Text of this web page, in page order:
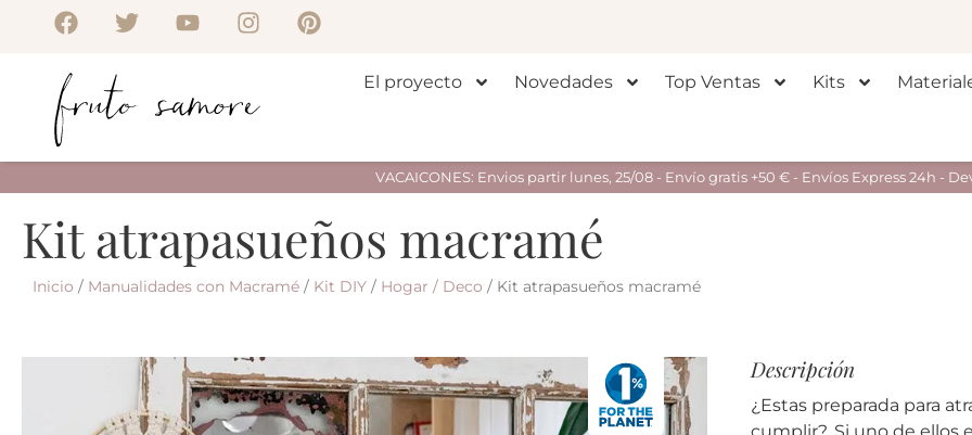
El proyecto Novedades Top Ventas Kits
VACAICONES: Envios partir lunes, 25/08 - Envío gratis +50 € - Envíos Express 24h -
Kit atrapasueños macramé
Inicio / Manualidades con Macramé / Kit DIY / Hogar / Deco / Kit atrapasueños macramé
Descripción
¿Estas preparada para